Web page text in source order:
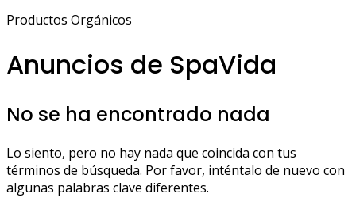
Productos Orgánicos
Anuncios de SpaVida
No se ha encontrado nada
Lo siento, pero no hay nada que coincida con tus
términos de búsqueda. Por favor, inténtalo de nuevo con
algunas palabras clave diferentes.